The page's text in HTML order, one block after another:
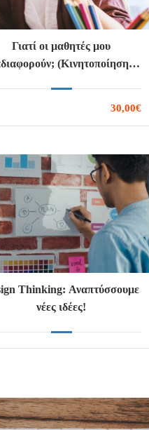
Γιατί οι μαθητές μου
(Κινητοποίηση
30,00€
Thinking: Αναπτύσσουμε
νέες ιδέες!